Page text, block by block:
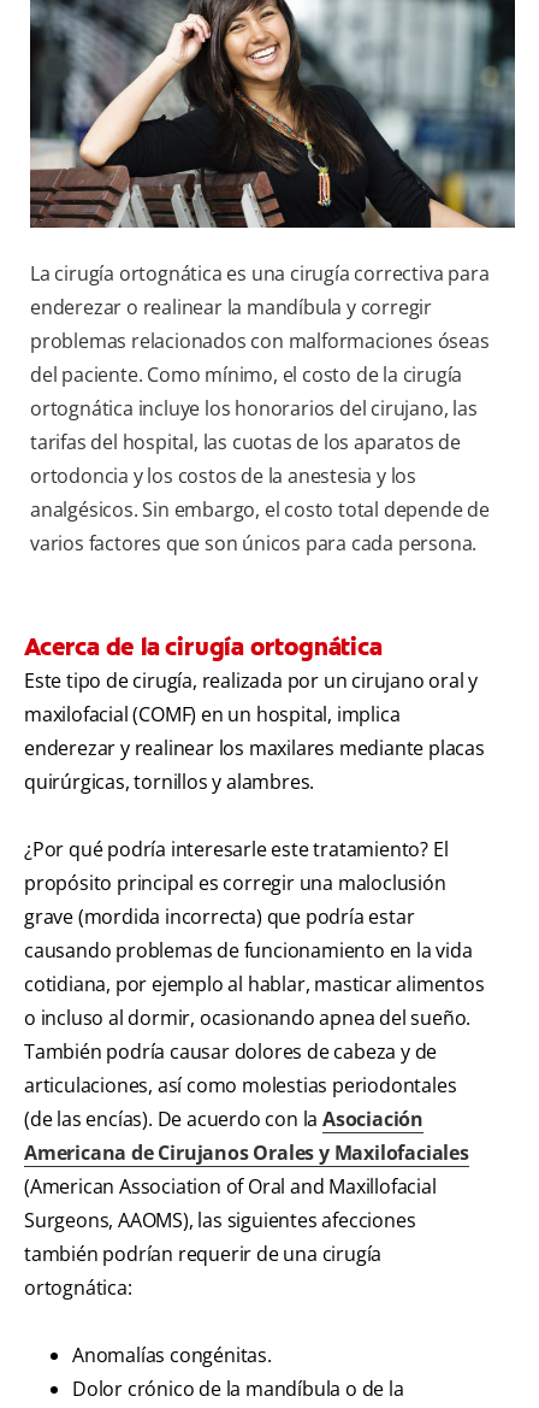
PARA PROFESIONALES
CUPONES
DONDE COMPRAR
PY (ES)
La cirugía ortognática es una cirugía correctiva para
enderezar o realinear la mandíbula y corregir
problemas relacionados con malformaciones óseas
del paciente. Como mínimo, el costo de la cirugía
ortognática incluye los honorarios del cirujano, las
tarifas del hospital, las cuotas de los aparatos de
ortodoncia y los costos de la anestesia y los
analgésicos. Sin embargo, el costo total depende de
varios factores que son únicos para cada persona.
Acerca de la cirugía ortognática
Este tipo de cirugía, realizada por un cirujano oral y
maxilofacial (COMF) en un hospital, implica
enderezar y realinear los maxilares mediante placas
quirúrgicas, tornillos y alambres.
¿Por qué podría interesarle este tratamiento? El
propósito principal es corregir una maloclusión
grave (mordida incorrecta) que podría estar
causando problemas de funcionamiento en la vida
cotidiana, por ejemplo al hablar, masticar alimentos
o incluso al dormir, ocasionando apnea del sueño.
También podría causar dolores de cabeza y de
articulaciones, así como molestias periodontales
(de las encías). De acuerdo con laAsociación
Americana de Cirujanos Orales y Maxilofaciales
(American Association of Oral and Maxillofacial
Surgeons, AAOMS), las siguientes afecciones
también podrían requerir de una cirugía
ortognática:
Anomalías congénitas.
Dolor crónico de la mandíbula o de la